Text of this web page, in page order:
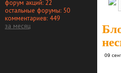
форум акций: 22
остальные форумы: 50
комментариев: 449
за месяц
09